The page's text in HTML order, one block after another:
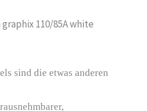
110/85A white
sind die etwas anderen